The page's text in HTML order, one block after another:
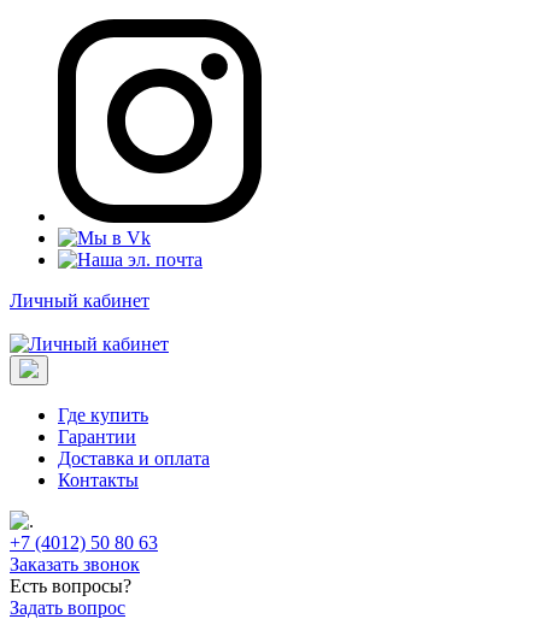
Личный кабинет
Где купить
Гарантии
Доставка и оплата
Контакты
+7 (4012) 50 80 63
Заказать звонок
Есть вопросы?
Задать вопрос